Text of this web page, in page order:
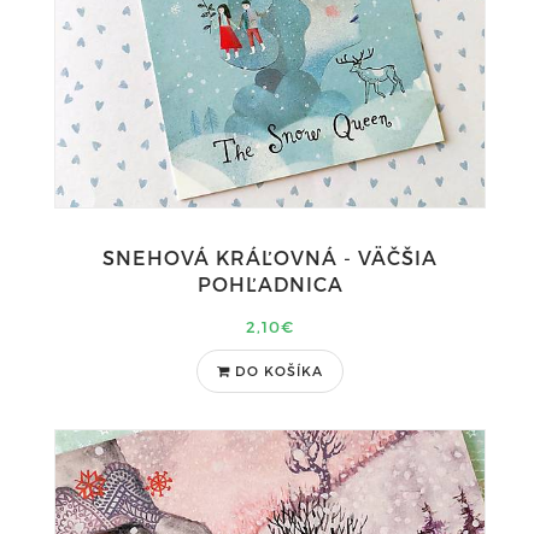
SNEHOVÁ KRÁĽOVNÁ - VÄČŠIA
POHĽADNICA
2,10€
DO KOŠÍKA